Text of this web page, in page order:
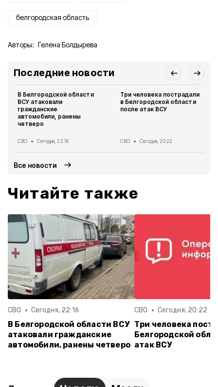
белгородская область
Авторы: Гелена Болдырева
Последние новости
В Белгородской области
ВСУ атаковали
гражданские
автомобили, ранены
четверо
СВО Сегодня, 22:16
Три человека пострадали
в Белгородской области
после атак ВСУ
СВО Сегодня, 20:22
Все новости
Читайте также
СВО Сегодня, 22:16
В Белгородской области ВСУ
атаковали гражданские
автомобили, ранены четверо
СВО Сегодня, 20:22
Три человека
Белгородской
атак ВСУ